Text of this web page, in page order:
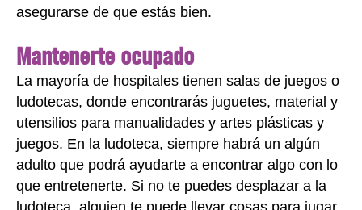
asegurarse de que estás bien.
Mantenerte ocupado
La mayoría de hospitales tienen salas de juegos o
ludotecas, donde encontrarás juguetes, material y
utensilios para manualidades y artes plásticas y
juegos. En la ludoteca, siempre habrá un algún
adulto que podrá ayudarte a encontrar algo con lo
que entretenerte. Si no te puedes desplazar a la
ludoteca, alguien te puede llevar cosas para jugar